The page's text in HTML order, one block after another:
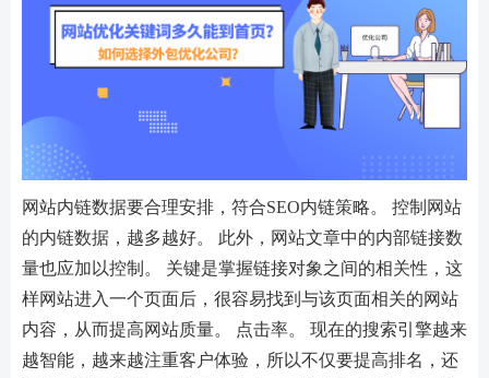
网站内链数据要合理安排，符合SEO内链策略。 控制网站
的内链数据，越多越好。 此外，网站文章中的内部链接数
量也应加以控制。 关键是掌握链接对象之间的相关性，这
样网站进入一个页面后，很容易找到与该页面相关的网站
内容，从而提高网站质量。 点击率。 现在的搜索引擎越来
越智能，越来越注重客户体验，所以不仅要提高排名，还